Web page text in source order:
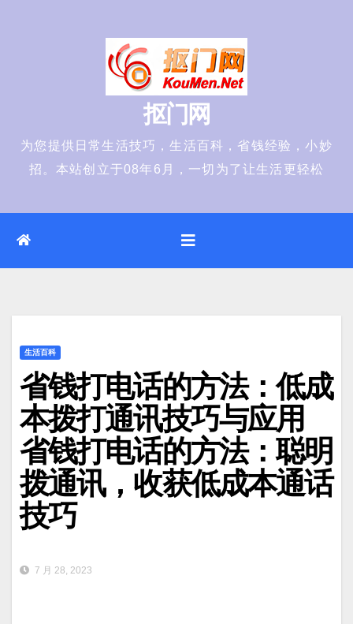
抠门网
为您提供日常生活技巧，生活百科，省钱经验，小妙
招。本站创立于08年6月，一切为了让生活更轻松
生活百科
省钱打电话的方法：低成
本拨打通讯技巧与应用
省钱打电话的方法：聪明
拨通讯，收获低成本通话
技巧
7 月 28, 2023